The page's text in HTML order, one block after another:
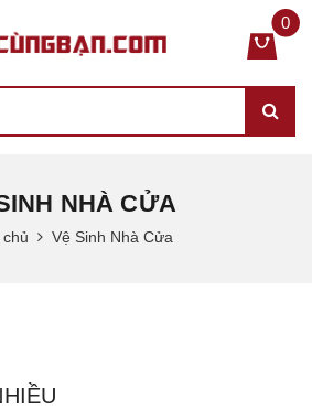
0
NHÀ CỬA
Vệ Sinh Nhà Cửa